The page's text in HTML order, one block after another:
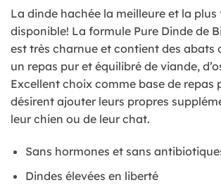
La dinde hachée la meilleure et la plus
disponible! La formule Pure Dinde de
est très charnue et contient des abats
un repas pur et équilibré de viande,
Excellent choix comme base de repas
désirent ajouter leurs propres
leur chien ou de leur chat.
Sans hormones et sans
Dindes élevées en liberté